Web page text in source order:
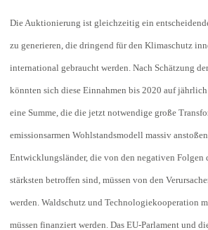
Die Auktionierung ist gleichzeitig ein
zu generieren, die dringend für den Klimaschutz
international gebraucht werden. Nach Schätzung
könnten sich diese Einnahmen bis 2020 auf
eine Summe, die die jetzt notwendige große
emissionsarmen Wohlstandsmodell massiv
Entwicklungsländer, die von den negativen Folgen
stärksten betroffen sind, müssen von den
werden. Waldschutz und Technologiekooperation
müssen finanziert werden. Das EU-Parlament und